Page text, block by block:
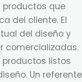
que
del cliente. El
del diseño y
comercializadas.
listos
Un referente